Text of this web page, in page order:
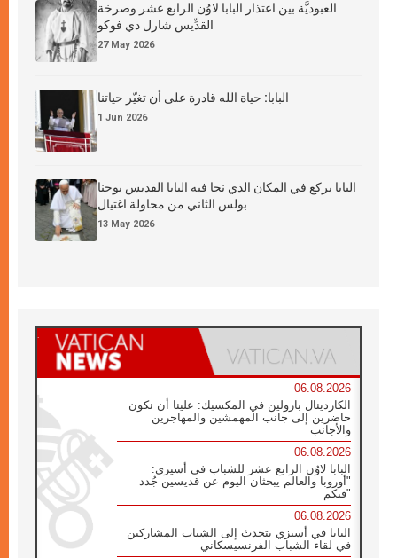
العبوديَّة بين اعتذار البابا لاوُن الرابع عشر وصرخة
القدِّيس شارل دي فوكو
27 May 2026
البابا: حياة الله قادرة على أن تغيّر حياتنا
1 Jun 2026
البابا يركع في المكان الذي نجا فيه البابا القديس يوحنا
بولس الثاني من محاولة اغتيال
13 May 2026
06.08.2026
الكاردينال بارولين في المكسيك: علينا أن نكون
حاضرين إلى جانب المهمشين والمهاجرين
والأجانب
06.08.2026
البابا لاوُن الرابع عشر للشباب في أسيزي:
"أوروبا والعالم يبحثان اليوم عن قديسين جُدد
فيكم"
06.08.2026
البابا في أسيزي يتحدث إلى الشباب المشاركين
في لقاء الشباب الفرنسيسكاني